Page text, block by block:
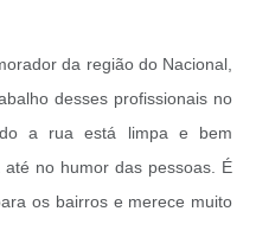
da região do Nacional,
desses profissionais no
a rua está limpa e bem
no humor das pessoas. É
os bairros e merece muito